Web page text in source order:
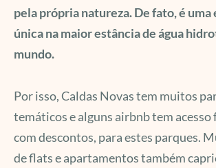
pela própria natureza. De fato, é
única na maior estância de água
mundo.
Por isso, Caldas Novas tem muitos
temáticos e alguns airbnb tem
com descontos, para estes parques.
de flats e apartamentos também